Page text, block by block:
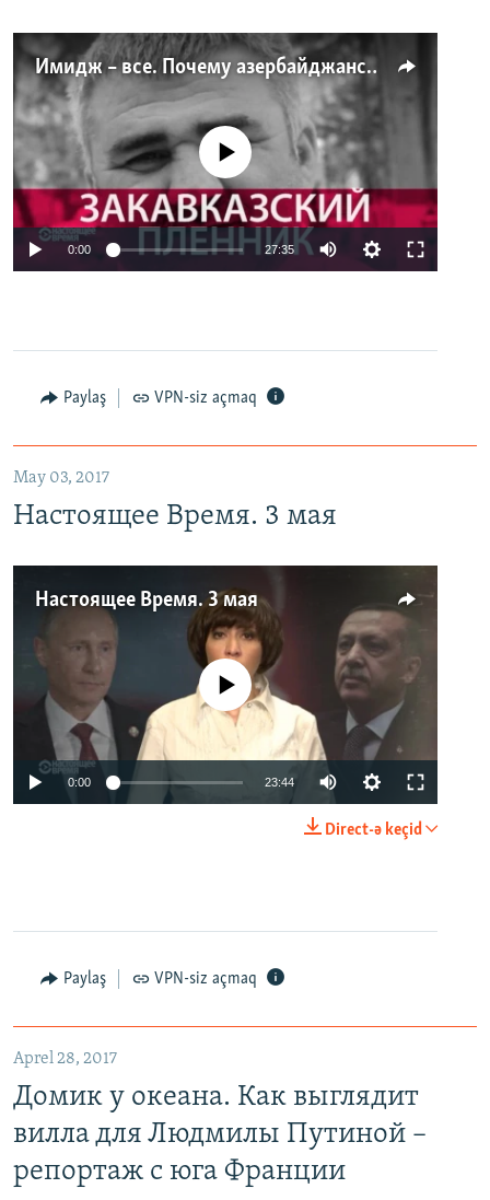
Имидж – все. Почему азербайджанские правозащитники и независимые журналисты попадают в тюрьму
No media source currently available
0:00 27:35
Paylaş VPN-siz açmaq
May 03, 2017
Настоящее Время. 3 мая
Настоящее Время. 3 мая
No media source currently available
0:00 23:44
Direct-ə keçid
Paylaş VPN-siz açmaq
Aprel 28, 2017
Домик у океана. Как выглядит
вилла для Людмилы Путиной –
репортаж с юга Франции